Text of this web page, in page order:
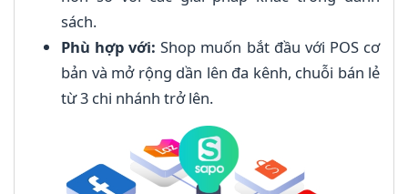
sách.
Phù hợp với: Shop muốn bắt đầu với POS cơ
bản và mở rộng dần lên đa kênh, chuỗi bán lẻ
từ 3 chi nhánh trở lên.